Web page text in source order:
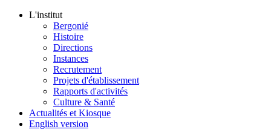
L'institut
Bergonié
Histoire
Directions
Instances
Recrutement
Projets d'établissement
Rapports d'activités
Culture & Santé
Actualités et Kiosque
English version